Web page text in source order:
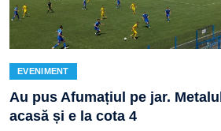
EVENIMENT
Au pus Afumațiul pe jar.
acasă și e la cota 4